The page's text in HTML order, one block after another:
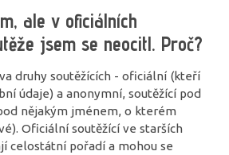
ale v oficiálních
jsem se neocitl. Proč?
druhy soutěžících - oficiální (kteří
údaje) a anonymní, soutěžící pod
nějakým jménem, o kterém
Oficiální soutěžící ve starších
celostátní pořadí a mohou se